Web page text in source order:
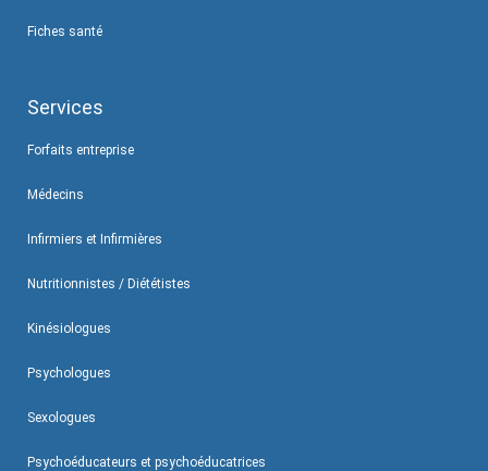
Fiches santé
Services
Forfaits entreprise
Médecins
Infirmiers et Infirmières
Nutritionnistes / Diététistes
Kinésiologues
Psychologues
Sexologues
Psychoéducateurs et psychoéducatrices